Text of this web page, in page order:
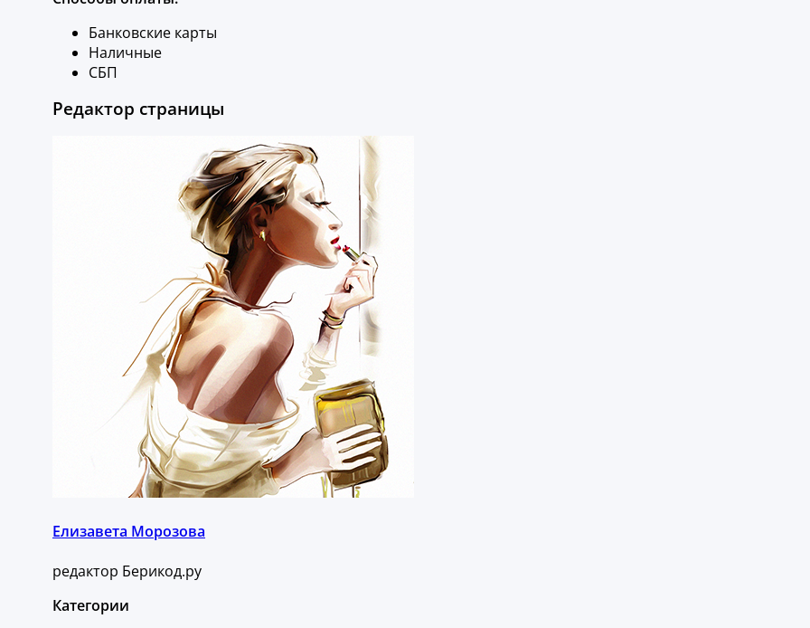
Банковские карты
Наличные
СБП
Редактор страницы
Елизавета Морозова
редактор Берикод.ру
Категории